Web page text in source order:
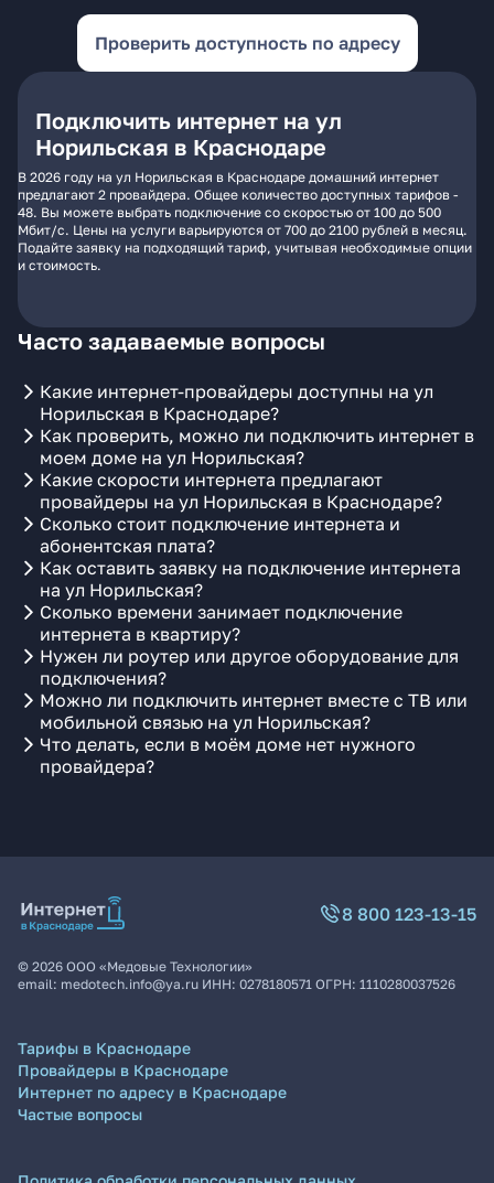
Проверить доступность по адресу
Подключить интернет на ул
Норильская в Краснодаре
В 2026 году на ул Норильская в Краснодаре домашний интернет
предлагают 2 провайдера. Общее количество доступных тарифов -
48. Вы можете выбрать подключение со скоростью от 100 до 500
Мбит/с. Цены на услуги варьируются от 700 до 2100 рублей в месяц.
Подайте заявку на подходящий тариф, учитывая необходимые опции
и стоимость.
Часто задаваемые вопросы
Какие интернет-провайдеры доступны на ул
Норильская в Краснодаре?
Как проверить, можно ли подключить интернет в
моем доме на ул Норильская?
Какие скорости интернета предлагают
провайдеры на ул Норильская в Краснодаре?
Сколько стоит подключение интернета и
абонентская плата?
Как оставить заявку на подключение интернета
на ул Норильская?
Сколько времени занимает подключение
интернета в квартиру?
Нужен ли роутер или другое оборудование для
подключения?
Можно ли подключить интернет вместе с ТВ или
мобильной связью на ул Норильская?
Что делать, если в моём доме нет нужного
провайдера?
8 800 123-13-15
© 2026 ООО «Медовые Технологии»
email: medotech.info@ya.ru ИНН: 0278180571 ОГРН: 1110280037526
Тарифы в Краснодаре
Провайдеры в Краснодаре
Интернет по адресу в Краснодаре
Частые вопросы